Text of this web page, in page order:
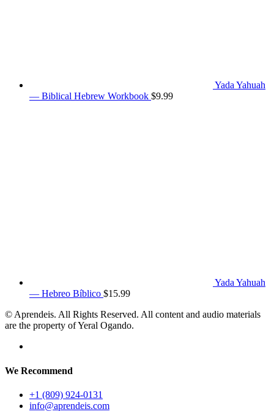
Yada Yahuah
— Biblical Hebrew Workbook $9.99
Yada Yahuah
— Hebreo Bíblico $15.99
© Aprendeis. All Rights Reserved. All content and audio materials
are the property of Yeral Ogando.
We Recommend
+1 (809) 924-0131
info@aprendeis.com